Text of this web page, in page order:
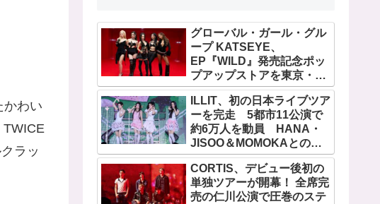
かわい
TWICE
ラッ
グローバル・ガール・グル
ープ KATSEYE、
EP『WILD』発売記念ポッ
プアップストアを東京・原
宿で開催 限定グッズも登
場ILLIT、初の日本ライブツア
ーを完走 5都市11公演で
約6万人を動員 HANA・
JISOO＆MOMOKAとのス
ペシャルコラボも実現
CORTIS、デビュー後初の
単独ツアーが開幕！ 全席完
売の仁川公演で圧巻のステ